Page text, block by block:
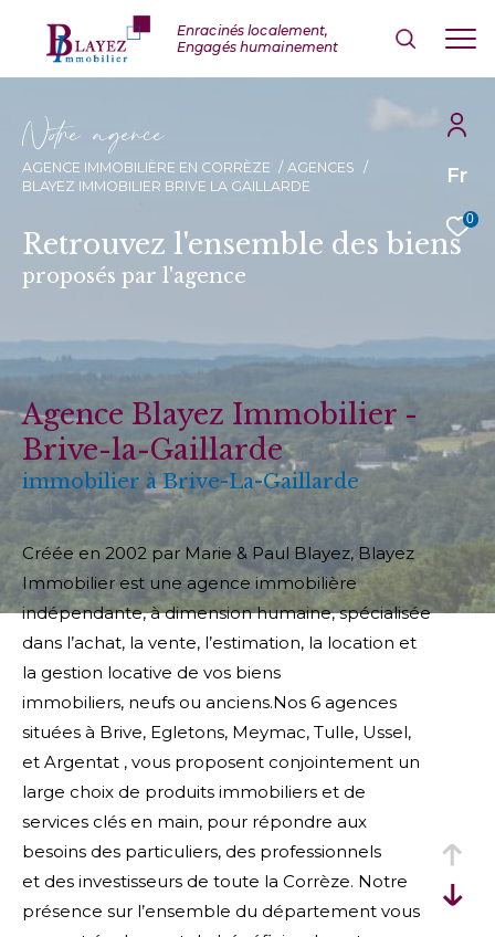
Fr
0
Nore agence
AGENCE IMMOBILIÈRE EN CORRÈZE
AGENCES
BLAYEZ IMMOBILIER BRIVE LA GAILLARDE
Retrouvez l'ensemble des biens
proposés par l'agence
Agence Blayez Immobilier -
Brive-la-Gaillarde
immobilier àBrive-La-Gaillarde
Créée en 2002 par Marie & Paul Blayez, Blayez
Immobilier est une agence immobilière
indépendante, à dimension humaine, spécialisée
dans l’achat, la vente, l’estimation, la location et
la gestion locative de vos biens
immobiliers, neufs ou anciens.Nos 6 agences
situées à Brive, Egletons, Meymac, Tulle, Ussel,
et Argentat , vous proposent conjointement un
large choix de produits immobiliers et de
services clés en main, pour répondre aux
besoins des particuliers, des professionnels
et des investisseurs de toute la Corrèze. Notre
présence sur l’ensemble du département vous